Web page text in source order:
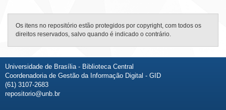
Os itens no repositório estão protegidos por copyright, com todos os
direitos reservados, salvo quando é indicado o contrário.
Universidade de Brasília - Biblioteca Central
Coordenadoria de Gestão da Informação Digital - GID
(61) 3107-2683
repositorio@unb.br